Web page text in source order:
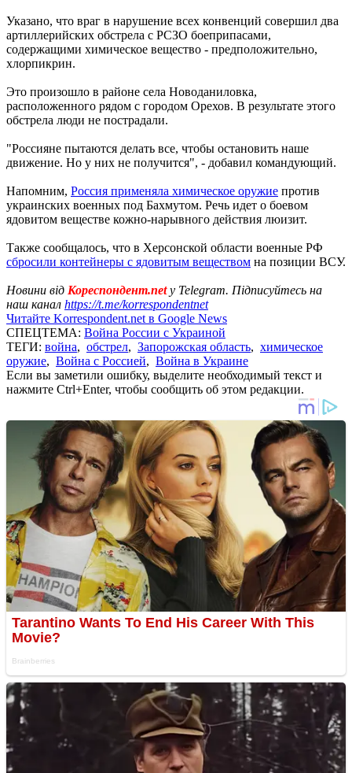
Указано, что враг в нарушение всех конвенций совершил два
артиллерийских обстрела с РСЗО боеприпасами,
содержащими химическое вещество - предположительно,
хлорпикрин.
Это произошло в районе села Новоданиловка,
расположенного рядом с городом Орехов. В результате этого
обстрела люди не пострадали.
"Россияне пытаются делать все, чтобы остановить наше
движение. Но у них не получится", - добавил командующий.
Напомним, Россия применяла химическое оружие против
украинских военных под Бахмутом. Речь идет о боевом
ядовитом веществе кожно-нарывного действия люизит.
Также сообщалось, что в Херсонской области военные РФ
сбросили контейнеры с ядовитым веществом на позиции ВСУ.
Новини від Кореспондент.netу Telegram. Підписуйтесь на
наш канал https://t.me/korrespondentnet
Читайте Korrespondent.net в Google News
СПЕЦТЕМА: Война России с Украиной
ТЕГИ: война, обстрел, Запорожская область, химическое
оружие, Война с Россией, Война в Украине
Если вы заметили ошибку, выделите необходимый текст и
нажмите Ctrl+Enter, чтобы сообщить об этом редакции.